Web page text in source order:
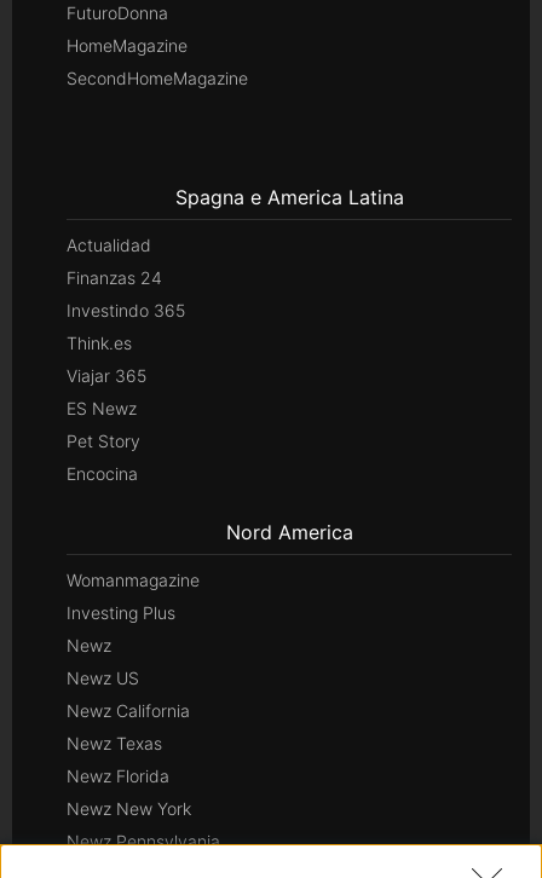
FuturoDonna
HomeMagazine
SecondHomeMagazine
Spagna e America Latina
Actualidad
Finanzas 24
Investindo 365
Think.es
Viajar 365
ES Newz
Pet Story
Encocina
Nord America
Womanmagazine
Investing Plus
Newz
Newz US
Newz California
Newz Texas
Newz Florida
Newz New York
Newz Pennsylvania